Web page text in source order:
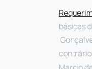
básicas